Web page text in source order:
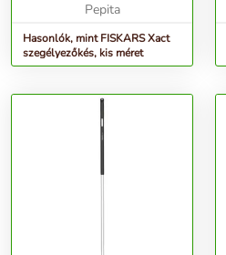
Pepita
Hasonlók, mint FISKARS Xact
szegélyezőkés, kis méret